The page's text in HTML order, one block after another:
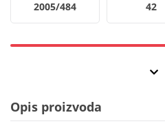
2005/484 42
Opis proizvoda